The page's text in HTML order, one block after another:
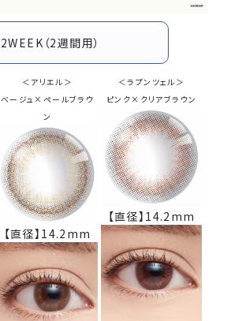
2WEEK（2週間用）
＜アリエル＞
ベージュ×ペールブラウ
ン
【直径】14.2mm
＜ラプンツェル＞
ピンク×クリアブラウン
【直径】14.2mm